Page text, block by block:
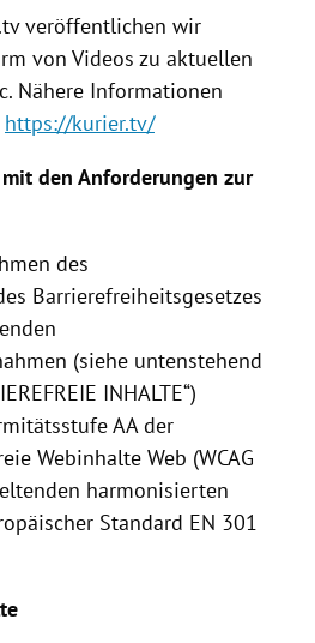
veröffentlichen wir
von Videos zu aktuellen
Nähere Informationen
https://kurier.tv/
den Anforderungen zur
des
Barrierefreiheitsgesetzes
(siehe untenstehend
INHALTE“)
AA der
Webinhalte Web (WCAG
harmonisierten
Standard EN 301